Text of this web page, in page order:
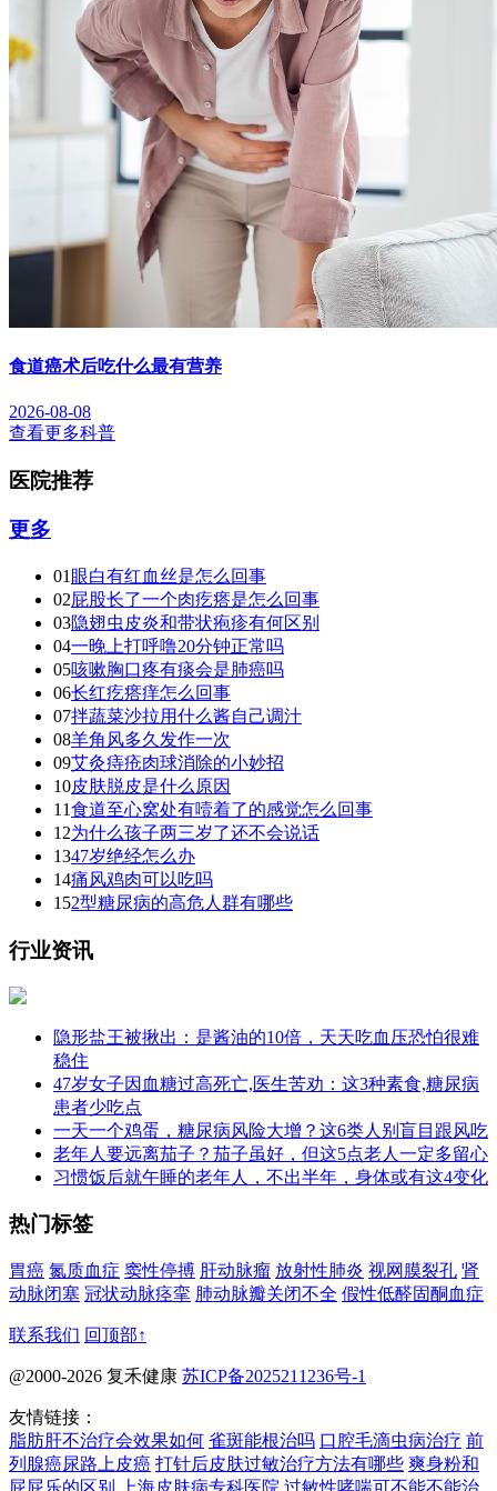
食道癌术后吃什么最有营养
2026-08-08
查看更多科普
医院推荐
更多
01 眼白有红血丝是怎么回事
02屁股长了一个肉疙瘩是怎么回事
03隐翅虫皮炎和带状疱疹有何区别
04一晚上打呼噜20分钟正常吗
05咳嗽胸口疼有痰会是肺癌吗
06长红疙瘩痒怎么回事
07拌蔬菜沙拉用什么酱自己调汁
08羊角风多久发作一次
09艾灸痔疮肉球消除的小妙招
10皮肤脱皮是什么原因
11食道至心窝处有噎着了的感觉怎么回事
12为什么孩子两三岁了还不会说话
1347岁绝经怎么办
14痛风鸡肉可以吃吗
152型糖尿病的高危人群有哪些
行业资讯
隐形盐王被揪出：是酱油的10倍，天天吃血压恐怕很难
稳住
47岁女子因血糖过高死亡,医生苦劝：这3种素食,糖尿病
患者少吃点
一天一个鸡蛋，糖尿病风险大增？这6类人别盲目跟风吃
老年人要远离茄子？茄子虽好，但这5点老人一定多留心
习惯饭后就午睡的老年人，不出半年，身体或有这4变化
热门标签
胃癌 氮质血症 窦性停搏 肝动脉瘤 放射性肺炎 视网膜裂孔 肾
动脉闭塞 冠状动脉痉挛 肺动脉瓣关闭不全 假性低醛固酮血症
联系我们 回顶部↑
@2000-2026 复禾健康 苏ICP备2025211236号-1
友情链接：
脂肪肝不治疗会效果如何 雀斑能根治吗 口腔毛滴虫病治疗 前
列腺癌尿路上皮癌 打针后皮肤过敏治疗方法有哪些 爽身粉和
屁屁乐的区别
上海皮肤病专科医院 过敏性哮喘可不能不能治